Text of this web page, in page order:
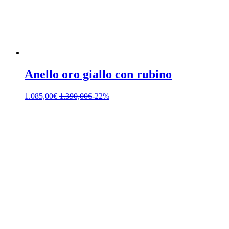
Anello oro giallo con rubino
1.085,00€ 1.390,00€-22%